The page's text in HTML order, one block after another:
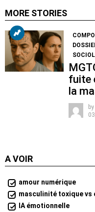
MORE STORIES
fuite
la
by
A VOIR
amour numérique
masculinité toxique vs
IA émotionnelle